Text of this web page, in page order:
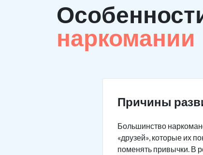
наркомании
Причины
Большинство
«друзей», которые их
поменять привычки. В